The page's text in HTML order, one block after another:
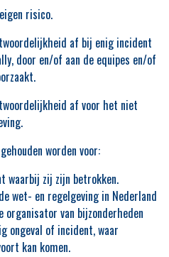
risico.
af bij enig incident
door en/of aan de equipes en/of
af voor het niet
worden voor:
waarbij zij zijn betrokken.
wet- en regelgeving in Nederland
organisator van bijzonderheden
ongeval of incident, waar
kan komen.